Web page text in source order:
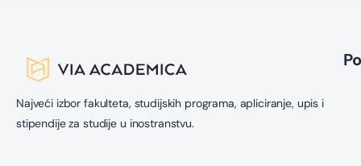
Najveći izbor fakulteta, studijskih programa, apliciranje, upis i
stipendije za studije u inostranstvu.